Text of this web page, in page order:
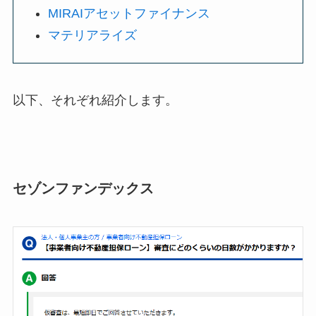
MIRAIアセットファイナンス
マテリアライズ
以下、それぞれ紹介します。
セゾンファンデックス